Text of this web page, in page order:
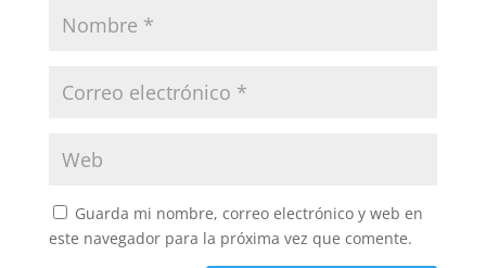
Guarda mi nombre, correo electrónico y web en
este navegador para la próxima vez que comente.